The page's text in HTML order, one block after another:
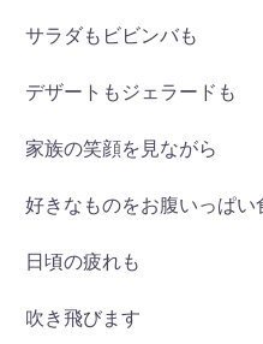
サラダもビビンバも
デザートもジェラードも
家族の笑顔を見ながら
好きなものをお腹いっぱい
日頃の疲れも
吹き飛びます